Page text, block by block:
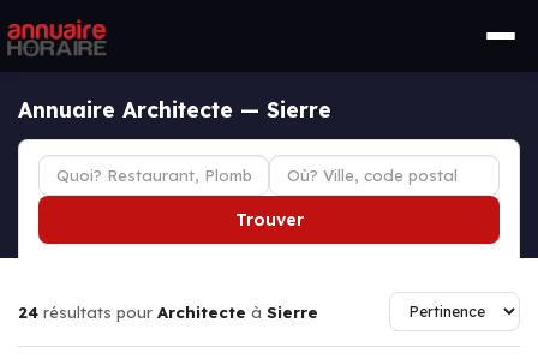
Annuaire Architecte — Sierre
Trouver
24 résultats pour Architecte à Sierre